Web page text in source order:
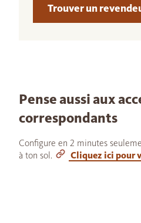
Trouver un
Pense aussi aux
correspondants
Configure en 2 minutes
à ton sol.
Cliquez ici pour